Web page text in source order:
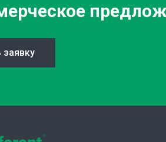
заявку